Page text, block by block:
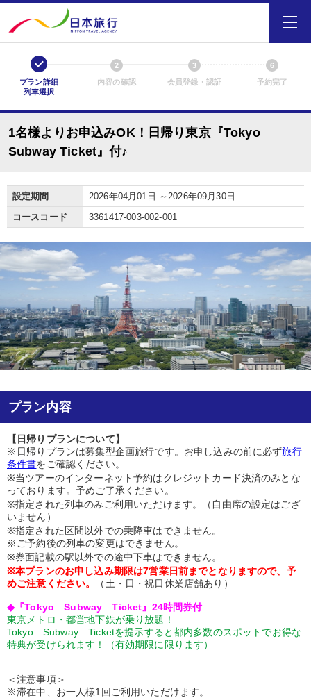
1
プラン詳細
列車選択
2
内容の確認
3
会員登録・認証
6
予約完了
1名様よりお申込みOK！日帰り東京『Tokyo
Subway Ticket』付♪
設定期間
2026年04月01日 ～2026年09月30日
コースコード
3361417-003-002-001
プラン内容
【日帰りプランについて】
※日帰りプランは募集型企画旅行です。お申し込みの前に必ず旅行
条件書をご確認ください。
※当ツアーのインターネット予約はクレジットカード決済のみとな
っております。予めご了承ください。
※指定された列車のみご利用いただけます。（自由席の設定はござ
いません）
※指定された区間以外での乗降車はできません。
※ご予約後の列車の変更はできません。
※券面記載の駅以外での途中下車はできません。
※本プランのお申し込み期限は7営業日前までとなりますので、予
めご注意ください。
（土・日・祝日休業店舗あり）
◆『Tokyo Subway Ticket』24時間券付
東京メトロ・都営地下鉄が乗り放題！
Tokyo Subway Ticketを提示すると都内多数のスポットでお得な
特典が受けられます！（有効期限に限ります）
＜注意事項＞
※滞在中、お一人様1回ご利用いただけます。